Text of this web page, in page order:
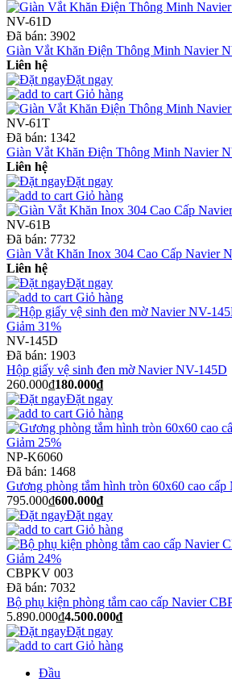
NV-61D
Đã bán: 3902
Giàn Vắt Khăn Điện Thông Minh Navier
Liên hệ
Đặt ngay
Giỏ hàng
NV-61T
Đã bán: 1342
Giàn Vắt Khăn Điện Thông Minh Navier
Liên hệ
Đặt ngay
Giỏ hàng
NV-61B
Đã bán: 7732
Giàn Vắt Khăn Inox 304 Cao Cấp Navier
Liên hệ
Đặt ngay
Giỏ hàng
Giảm 31%
NV-145D
Đã bán: 1903
Hộp giấy vệ sinh đen mờ Navier NV-145D
260.000₫180.000₫
Đặt ngay
Giỏ hàng
Giảm 25%
NP-K6060
Đã bán: 1468
Gương phòng tắm hình tròn 60x60 cao
795.000₫600.000₫
Đặt ngay
Giỏ hàng
Giảm 24%
CBPKV 003
Đã bán: 7032
Bộ phụ kiện phòng tắm cao cấp Navier
5.890.000₫4.500.000₫
Đặt ngay
Giỏ hàng
Đầu